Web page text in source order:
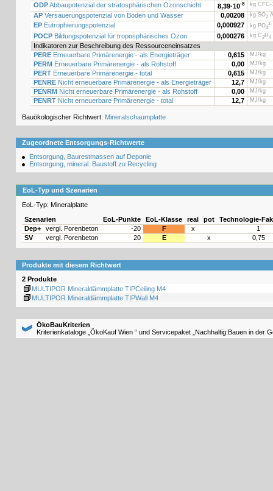
ODPAbbaupotenzial der stratosphärischen Ozonschicht 8,39·10-8 kg CFC-
AP Versauerungspotenzial von Boden und Wasser 0,00208 kg SO2
EP Eutrophierungspotenzial 0,000927 kg PO4
3-
POCP Bildungspotenzial für troposphärisches Ozon 0,000276 kg C2H 4
Indikatoren zur Beschreibung des Ressourceneinsatzes
PERE Erneuerbare Primärenergie - als Energieträger 0,615 MJ/kg
PERM Erneuerbare Primärenergie - als Rohstoff 0,00 MJ/kg
PERT Erneuerbare Primärenergie - total 0,615 MJ/kg
PENRE Nicht erneuerbare Primärenergie - als Energieträger 12,7 MJ/kg
PENRM Nicht erneuerbare Primärenergie - als Rohstoff 0,00 MJ/kg
PENRT Nicht erneuerbare Primärenergie - total 12,7 MJ/kg
Bauökologischer Richtwert: Mineralschaumplatte
Zugeordnete Entsorgungs-Richtwerte
Entsorgung, Baurestmassen auf Deponie
Entsorgung, mineral. Baustoff zu Recycling
EoL-Typ und Szenarien
EoL-Typ: Mineralplatte
Szenarien
EoL-Punkte EoL-Klasse real pot
Technologie-
Dep+
vergl. Porenbeton -20 F x
1
SV
vergl. Porenbeton 20 E x 0,75
Produkte mit diesem Richtwert
2 Produkte
MULTIPOR Mineraldämmplatte TIPCeiling M4
MULTIPOR Mineraldämmplatte TIPWall M4
ÖkoBauKriterien
Kriterienkataloge „ÖkoKauf Wien “ und Servicepaket „Nachhaltig:Bauen in der